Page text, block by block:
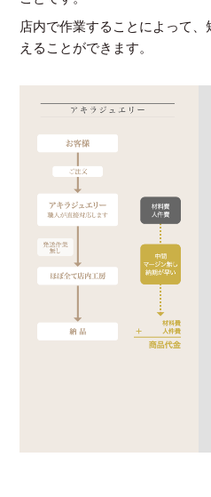
店内で作業することによって
えることができます。